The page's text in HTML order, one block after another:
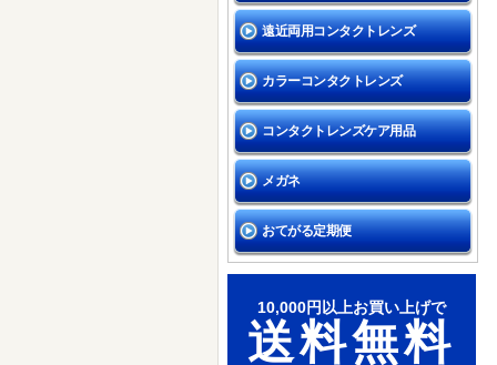
遠近両用コンタクトレンズ
カラーコンタクトレンズ
コンタクトレンズケア用品
メガネ
おてがる定期便
10,000円以上お買い上げで
送料無料